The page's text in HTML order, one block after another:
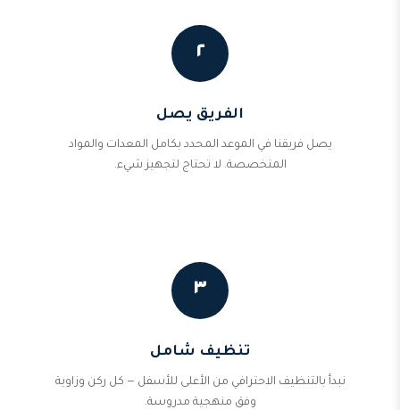
٢
الفريق يصل
يصل فريقنا في الموعد المحدد بكامل المعدات والمواد
المتخصصة. لا تحتاج لتجهيز شيء.
٣
تنظيف شامل
نبدأ بالتنظيف الاحترافي من الأعلى للأسفل — كل ركن وزاوية
وفق منهجية مدروسة.